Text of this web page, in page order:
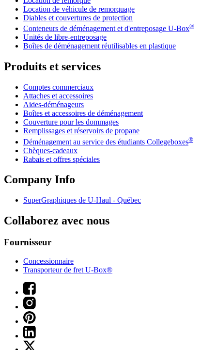
Location de véhicule de remorquage
Diables et couvertures de protection
Conteneurs de déménagement et d'entreposage U-Box®
Unités de libre-entreposage
Boîtes de déménagement réutilisables en plastique
Produits et services
Comptes commerciaux
Attaches et accessoires
Aides-déménageurs
Boîtes et accessoires de déménagement
Couverture pour les dommages
Remplissages et réservoirs de propane
Déménagement au service des étudiants Collegeboxes®
Chèques-cadeaux
Rabais et offres spéciales
Company Info
SuperGraphiques de U-Haul - Québec
Collaborez avec nous
Fournisseur
Concessionnaire
Transporteur de fret U-Box®